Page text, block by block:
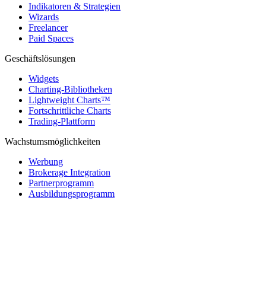
Indikatoren & Strategien
Wizards
Freelancer
Paid Spaces
Geschäftslösungen
Widgets
Charting-Bibliotheken
Lightweight Charts™
Fortschrittliche Charts
Trading-Plattform
Wachstumsmöglichkeiten
Werbung
Brokerage Integration
Partnerprogramm
Ausbildungsprogramm